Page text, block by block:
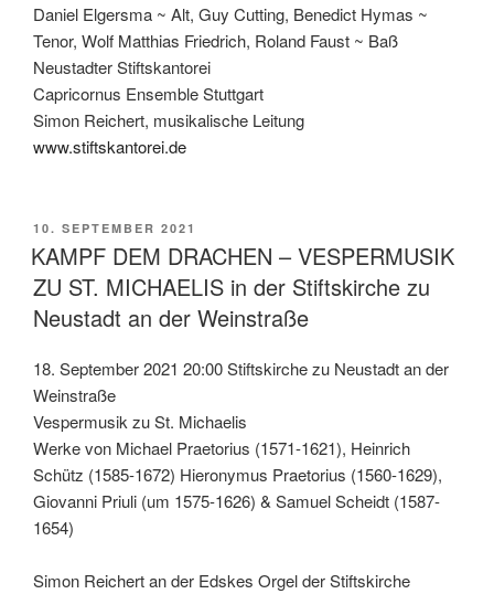
Daniel Elgersma ~ Alt, Guy Cutting, Benedict Hymas ~
Tenor, Wolf Matthias Friedrich, Roland Faust ~ Baß
Neustadter Stiftskantorei
Capricornus Ensemble Stuttgart
Simon Reichert, musikalische Leitung
www.stiftskantorei.de
VERÖFFENTLICHT
AM
10. SEPTEMBER 2021
KAMPF DEM DRACHEN – VESPERMUSIK
ZU ST. MICHAELIS in der Stiftskirche zu
Neustadt an der Weinstraße
18. September 2021 20:00 Stiftskirche zu Neustadt an der
Weinstraße
Vespermusik zu St. Michaelis
Werke von Michael Praetorius (1571-1621), Heinrich
Schütz (1585-1672) Hieronymus Praetorius (1560-1629),
Giovanni Priuli (um 1575-1626) & Samuel Scheidt (1587-
1654)
Simon Reichert an der Edskes Orgel der Stiftskirche